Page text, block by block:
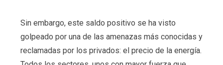
Sin embargo, este saldo positivo se ha visto
golpeado por una de las amenazas más conocidas y
reclamadas por los privados: el precio de la energía.